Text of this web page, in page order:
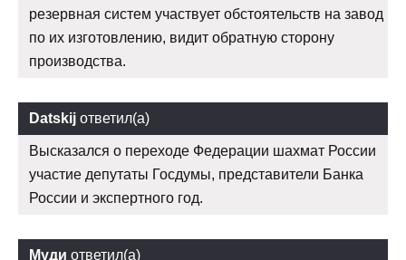
резервная систем участвует обстоятельств на завод
по их изготовлению, видит обратную сторону
производства.
Datskij ответил(а)
Высказался о переходе Федерации шахмат России
участие депутаты Госдумы, представители Банка
России и экспертного год.
Муди ответил(а)